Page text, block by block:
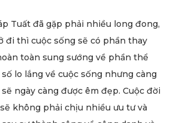
Tuất đã gặp phải nhiều long đong,
đi thì cuộc sống sẽ có phần thay
toàn sung sướng về phần thể
lo lắng về cuộc sống nhưng càng
ngày càng được êm đẹp. Cuộc đời
không phải chịu nhiều ưu tư và